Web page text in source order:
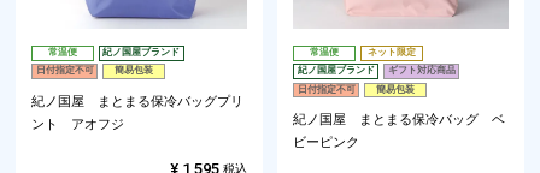
常温便
紀ノ国屋ブランド
日付指定不可
簡易包装
紀ノ国屋 まとまる保冷バッグプリ
ント アオフジ
¥ 1,595 税込
常温便
ネット限定
紀ノ国屋ブランド
ギフト対応商品
日付指定不可
簡易包装
紀ノ国屋 まとまる保冷バッグ ベ
ビーピンク